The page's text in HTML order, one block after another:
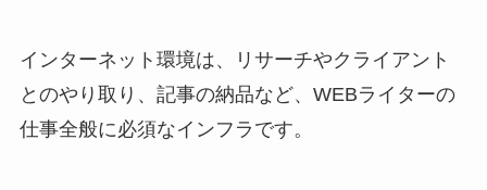
インターネット環境は、リサーチやクライアント
とのやり取り、記事の納品など、WEBライターの
仕事全般に必須なインフラです。